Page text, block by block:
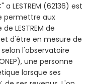
LESTREM (62136) est
permettre aux
LESTREM de
d'être en mesure de
l'observatoire
une personne
lorsque ses